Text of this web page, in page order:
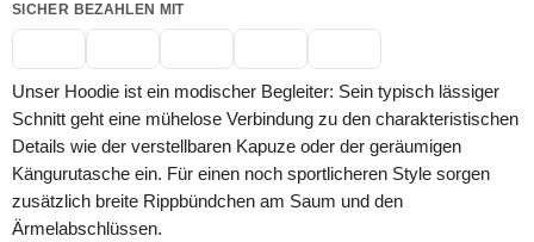
SICHER BEZAHLEN MIT
Unser Hoodie ist ein modischer Begleiter: Sein typisch lässiger
Schnitt geht eine mühelose Verbindung zu den charakteristischen
Details wie der verstellbaren Kapuze oder der geräumigen
Kängurutasche ein. Für einen noch sportlicheren Style sorgen
zusätzlich breite Rippbündchen am Saum und den
Ärmelabschlüssen.